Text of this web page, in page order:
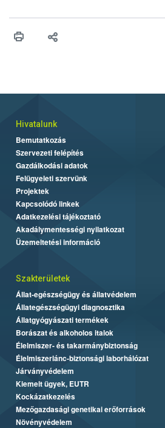
érésű szőlőkben is legyen lehetőség
felhasználók számára is elérhető és
Hivatalunk
Bemutatkozás
Szervezeti felépítés
Gazdálkodási adatok
Felügyeleti szervünk
Projektek
Kapcsolódó linkek
Adatkezelési tájékoztató
Akadálymentességi nyilatkozat
Üzemeltetési információ
Szakterületek
Állat-egészségügy és állatvédelem
Állategészségügyi diagnosztika
Állatgyógyászati termékek
Borászat és alkoholos italok
Élelmiszer- és takarmánybiztonság
Élelmiszerlánc-biztonsági laborhálózat
Járványvédelem
Kiemelt ügyek, EUTR
Kockázatkezelés
Mezőgazdasági genetikai erőforrások
Növényvédelem